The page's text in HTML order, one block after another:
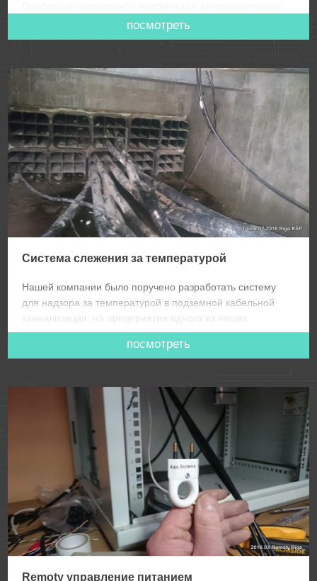
автоматически переключается на резервную линию
питания, при перегреве POE блока системы связи-
оборудование. Сигнализирует непосредственно на
сервер, наш персонал своевременно получает
уведомления прямо на мобильные телефоны.
посмотреть
Система слежения за температурой
Нашей компании было поручено разработать систему
для надзора за температурой в подземной кабельной
каннализации, на предприятии одного из наших
клиентов.
посмотреть
Remoty управление питанием